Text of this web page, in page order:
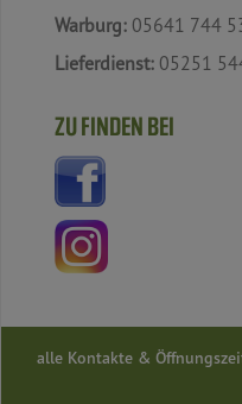
Warburg: 05641 744
Lieferdienst: 05251
ZU FINDEN BEI
alle Kontakte &